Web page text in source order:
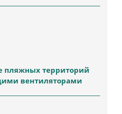
пляжных территорий
вентиляторами